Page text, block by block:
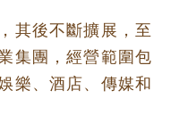
其後不斷擴展，至
集團，經營範圍包
樂、酒店、傳媒和